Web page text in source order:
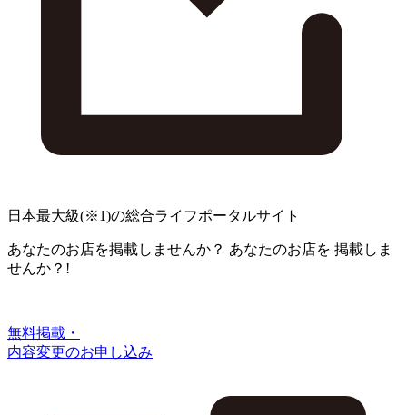
日本最大級(※1)の総合ライフポータルサイト
あなたのお店を掲載しませんか？ あなたのお店を 掲載しま
せんか？!
無料掲載・
内容変更のお申し込み